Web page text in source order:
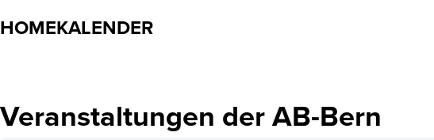
HOMEKALENDER
Veranstaltungen der AB-Bern